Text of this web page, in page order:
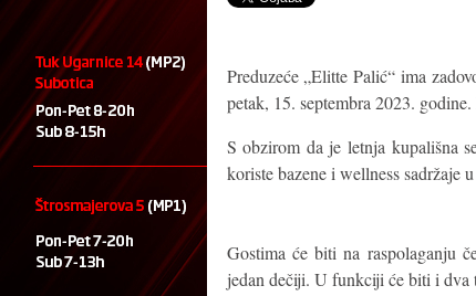
Preduzeće „Elitte Palić“ ima
petak, 15. septembra 2023.
S obzirom da je letnja kupališna
koriste bazene i wellness sadržaje
Gostima će biti na raspolaganju
jedan dečiji. U funkciji će biti i dva